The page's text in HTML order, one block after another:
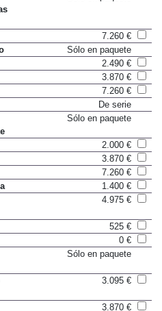
7.260 €
Sólo en paquete
2.490 €
3.870 €
7.260 €
De serie
2.000 €
3.870 €
7.260 €
1.400 €
525 €
0 €